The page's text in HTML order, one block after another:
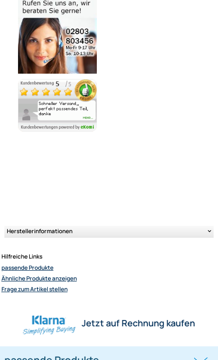
Herstellerinformationen
Auf Lager
Lieferzeit 1 - 3 Tage
Ähnliche Produkte anzeigen